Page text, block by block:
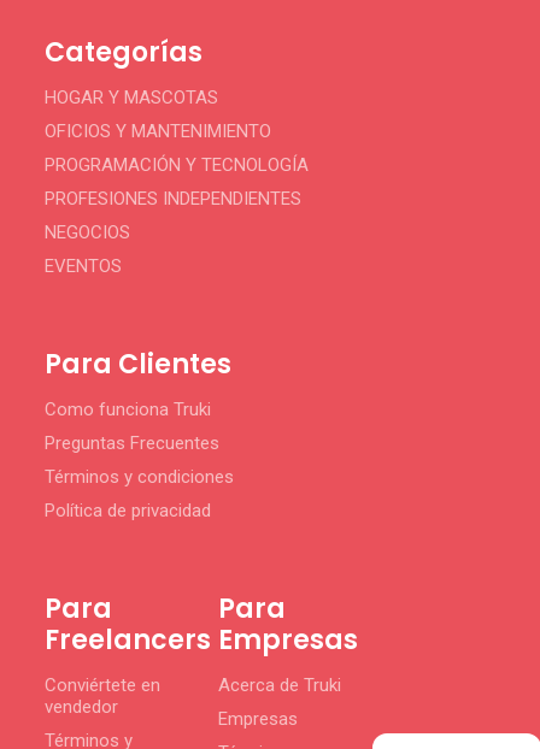
Categorías
HOGAR Y MASCOTAS
OFICIOS Y MANTENIMIENTO
PROGRAMACIÓN Y TECNOLOGÍA
PROFESIONES INDEPENDIENTES
NEGOCIOS
EVENTOS
Para Clientes
Como funciona Truki
Preguntas Frecuentes
Términos y condiciones
Política de privacidad
Para
Freelancers
Conviértete en
vendedor
Términos y
Para
Empresas
Acerca de Truki
Empresas